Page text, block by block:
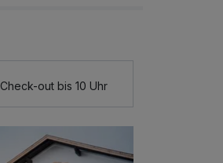
Check-out bis 10 Uhr